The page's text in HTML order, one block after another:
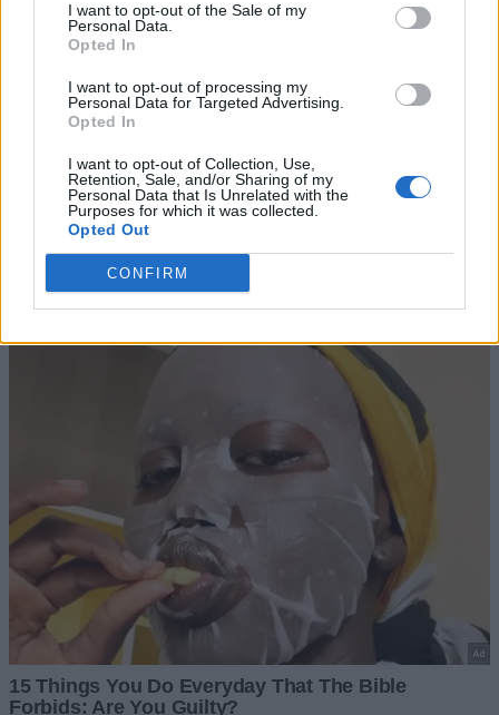
I want to opt-out of the Sale of my
Personal Data.
Opted In
I want to opt-out of processing my
Personal Data for Targeted Advertising.
Opted In
I want to opt-out of Collection, Use,
Retention, Sale, and/or Sharing of my
Personal Data that Is Unrelated with the
Purposes for which it was collected.
Opted Out
CONFIRM